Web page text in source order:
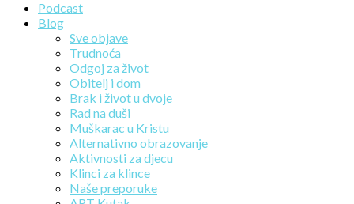
Podcast
Blog
Sve objave
Trudnoća
Odgoj za život
Obitelj i dom
Brak i život u dvoje
Rad na duši
Muškarac u Kristu
Alternativno obrazovanje
Aktivnosti za djecu
Klinci za klince
Naše preporuke